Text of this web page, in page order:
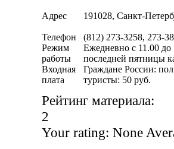
Адрес 191028, Санкт-
Телефон
(812) 273-3258, 273-
Режим
работы
Ежедневно с 11.00 до
последней пятницы
Входная
плата
Граждане России:
туристы: 50 руб.
Рейтинг материала:
2
Your rating: None